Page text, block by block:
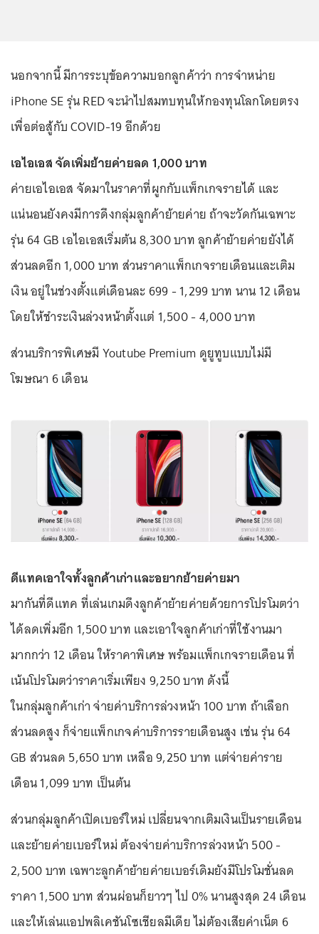
นอกจากนี้ มีการระบุข้อความบอกลูกค้าว่า การจำหน่าย
iPhone SE รุ่น RED จะนำไปสมทบทุนให้กองทุนโลกโดยตรง
เพื่อต่อสู้กับ COVID-19 อีกด้วย
เอไอเอส จัดเพิ่มย้ายค่ายลด 1,000 บาท
ค่ายเอไอเอส จัดมาในราคาที่ผูกกับแพ็กเกจรายได้ และ
แน่นอนยังคงมีการดึงกลุ่มลูกค้าย้ายค่าย ถ้าจะวัดกันเฉพาะ
รุ่น 64 GB เอไอเอสเริ่มต้น 8,300 บาท ลูกค้าย้ายค่ายยังได้
ส่วนลดอีก 1,000 บาท ส่วนราคาแพ็กเกจรายเดือนและเติม
เงิน อยู่ในช่วงตั้งแต่เดือนละ 699 - 1,299 บาท นาน 12 เดือน
โดยให้ชำระเงินล่วงหน้าตั้งแต่ 1,500 - 4,000 บาท
ส่วนบริการพิเศษมี Youtube Premium ดูยูทูบแบบไม่มี
โฆษณา 6 เดือน
ดีแทคเอาใจทั้งลูกค้าเก่าและอยากย้ายค่ายมา
มากันที่ดีแทค ที่เล่นเกมดึงลูกค้าย้ายค่ายด้วยการโปรโมตว่า
ได้ลดเพิ่มอีก 1,500 บาท และเอาใจลูกค้าเก่าที่ใช้งานมา
มากกว่า 12 เดือน ให้ราคาพิเศษ พร้อมแพ็กเกจรายเดือน ที่
เน้นโปรโมตว่าราคาเริ่มเพียง 9,250 บาท ดังนี้
ในกลุ่มลูกค้าเก่า จ่ายค่าบริการล่วงหน้า 100 บาท ถ้าเลือก
ส่วนลดสูง ก็จ่ายแพ็กเกจค่าบริการรายเดือนสูง เช่น รุ่น 64
GB ส่วนลด 5,650 บาท เหลือ 9,250 บาท แต่จ่ายค่าราย
เดือน 1,099 บาท เป็นต้น
ส่วนกลุ่มลูกค้าเปิดเบอร์ใหม่ เปลี่ยนจากเติมเงินเป็นรายเดือน
และย้ายค่ายเบอร์ใหม่ ต้องจ่ายค่าบริการล่วงหน้า 500 -
2,500 บาท เฉพาะลูกค้าย้ายค่ายเบอร์เดิมยังมีโปรโมชั่นลด
ราคา 1,500 บาท ส่วนผ่อนก็ยาวๆ ไป 0% นานสูงสุด 24 เดือน
และให้เล่นแอปพลิเคชันโซเชียลมีเดีย ไม่ต้องเสียค่าเน็ต 6